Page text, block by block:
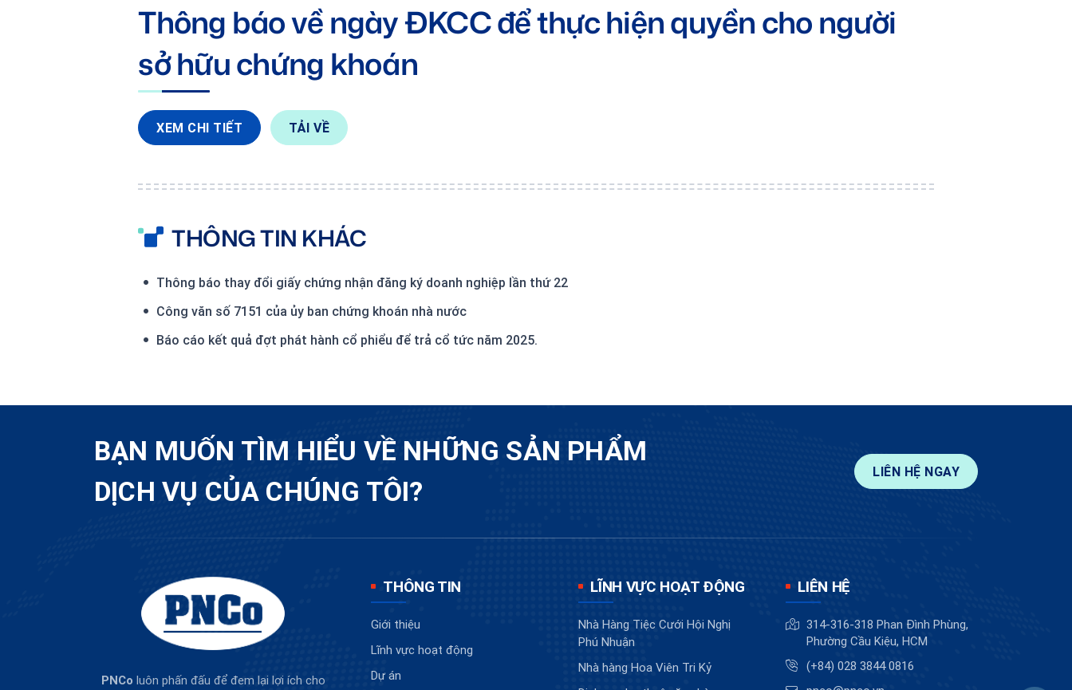
Thông báo về ngày ĐKCC để thực hiện quyền cho người
sở hữu chứng khoán
XEM CHI TIẾT TẢI VỀ
THÔNG TIN KHÁC
Thông báo thay đổi giấy chứng nhận đăng ký doanh nghiệp lần thứ 22
Công văn số 7151 của ủy ban chứng khoán nhà nước
Báo cáo kết quả đợt phát hành cổ phiểu để trả cổ tức năm 2025.
BẠN MUỐN TÌM HIỂU VỀ NHỮNG SẢN PHẨM
DỊCH VỤ CỦA CHÚNG TÔI?
LIÊN HỆ NGAY
PNCo luôn phấn đấu để đem lại lợi ích cho
THÔNG TIN
Giới thiệu
Lĩnh vực hoạt động
Dự án
LĨNH VỰC HOẠT ĐỘNG
Nhà Hàng Tiệc Cưới Hội Nghị
Phú Nhuận
Nhà hàng Hoa Viên Tri Kỷ
LIÊN HỆ
314-316-318 Phan Đình Phùng,
Phường Cầu Kiệu, HCM
(+84) 028 3844 0816